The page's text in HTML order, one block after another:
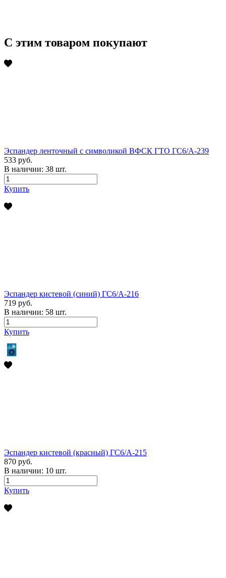
С этим товаром покупают
Эспандер ленточный с символикой ВФСК ГТО ГС6/А-239
533 руб.
В наличии: 38 шт.
Купить
Эспандер кистевой (синий) ГС6/А-216
719 руб.
В наличии: 58 шт.
Купить
Эспандер кистевой (красный) ГС6/А-215
870 руб.
В наличии: 10 шт.
Купить